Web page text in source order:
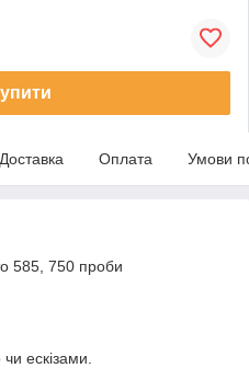
Доставка Оплата Умови
585, 750 проби
ескізами.